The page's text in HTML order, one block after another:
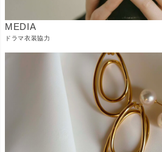
MEDIA
ドラマ衣装協力